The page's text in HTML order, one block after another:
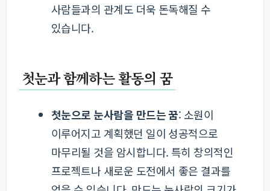
사람들과의 관계도 더욱 돈독해질 수
있습니다.
첫눈과 함께하는 활동의 꿈
첫눈으로 눈사람을 만드는 꿈: 소원이
이루어지고 계획했던 일이 성공적으로
마무리될 것을 암시합니다. 특히 창의적인
프로젝트나 새로운 도전에서 좋은 결과를